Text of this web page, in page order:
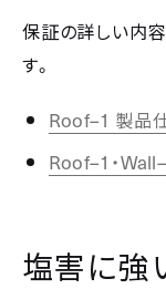
保証の詳しい内
す。
Roof–1 製品
Roof–1 ・
塩害に強